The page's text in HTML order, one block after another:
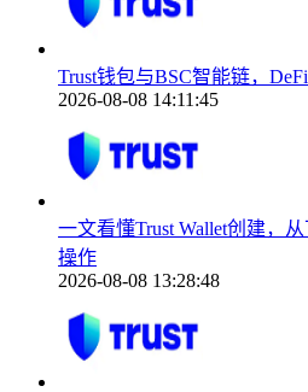
Trust钱包与BSC智能链，
2026-08-08 14:11:45
一文看懂Trust Wallet创建，
操作
2026-08-08 13:28:48